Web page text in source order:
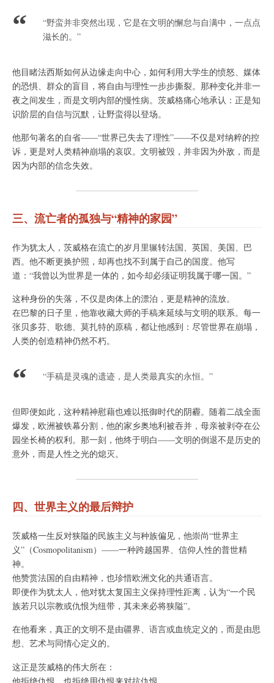
“野蛮并非突然出现，它是在文明的懈怠与自满中，一点点
滋长的。”
他目睹法西斯如何从边缘走向中心，如何利用大学生的愤怒、媒体
的恐惧、群众的盲目，将自由与理性一步步撕裂。那种变化并非一
夜之间发生，而是文明内部的慢性病。茨威格痛心地承认：正是知
识阶层的自信与沉默，让野蛮得以登场。
他那句著名的自省——“世界已失去了理性”——不仅是对纳粹的控
诉，更是对人类精神崩塌的哀叹。文明被毁，并非因为外敌，而是
因为内部的信念失效。
三、流亡者的孤独与“精神的家园”
作为犹太人，茨威格在流亡的岁月里辗转法国、英国、美国、巴
西。他不断更换护照，却再也找不到属于自己的国度。他写
道：“我曾以为世界是一体的，如今却必须证明我属于哪一国。”
这种身份的失落，不仅是肉体上的漂泊，更是精神的流放。
在巴黎的日子里，他靠收藏大师的手稿来延续与文明的联系。每一
张贝多芬、歌德、莫扎特的原稿，都让他感到：尽管世界在崩塌，
人类的创造精神仍然不朽。
“手稿是灵魂的遗迹，是人类最真实的永恒。”
但即便如此，这种精神慰藉也难以抵御时代的阴霾。随着二战全面
爆发，欧洲被铁幕分割，他的家乡奥地利被吞并，母亲被剥夺在公
园坐长椅的权利。那一刻，他终于明白——文明的倒退不是历史的
意外，而是人性之光的熄灭。
四、世界主义的最后辩护
茨威格一生反对狭隘的民族主义与种族偏见，他崇尚“世界主
义”（Cosmopolitanism）——一种跨越国界、信仰人性的普世精
神。
他赞赏法国的自由精神，也珍惜欧洲文化的共通语言。
即便作为犹太人，他对犹太复国主义保持理性距离，认为“一个民
族若只以宗教或仇恨为纽带，其未来必将狭隘”。
在他看来，真正的文明不是由疆界、语言或血统定义的，而是由思
想、艺术与同情心定义的。
这正是茨威格的伟大所在：
他拒绝仇恨，也拒绝用仇恨来对抗仇恨。